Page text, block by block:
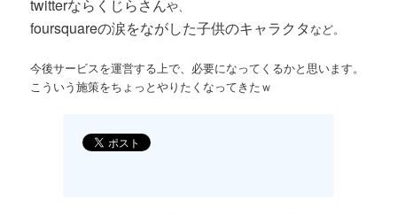
twitterならくじらさんや、
foursquareの涙をながした子供のキャラクタ など。
今後サービスを運営する上で、必要になってくるかと思います。
こういう施策をちょっとやりたくなってきたｗ